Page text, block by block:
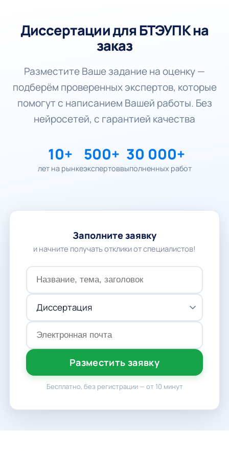
Диссертации для БТЭУПК на
заказ
Разместите Ваше задание на оценку —
подберём проверенных экспертов, которые
помогут с написанием Вашей работы. Без
нейросетей, с гарантией качества
10+
лет на рынке
500+
экспертов
30 000+
выполненных работ
Заполните заявку
и начните получать отклики от специалистов!
Разместить заявку
Бесплатно, без регистрации — от 10 минут